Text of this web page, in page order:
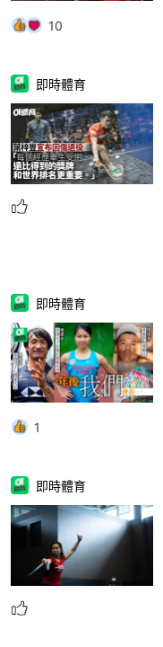
10
即時體育
即時體育
1
即時體育